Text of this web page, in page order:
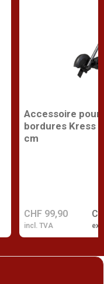
Accessoire pour
bordures Kress
cm
CHF 99,90
incl. TVA